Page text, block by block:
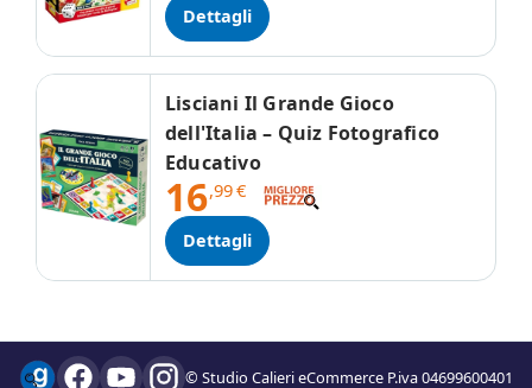
Dettagli
Lisciani Il Grande Gioco
dell'Italia – Quiz Fotografico
Educativo
16,99€
Dettagli
© Studio Calieri eCommerce P.iva 04699600401